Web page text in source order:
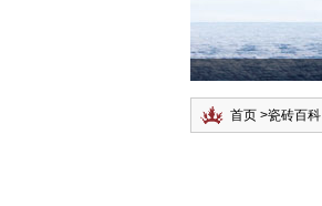
首页 >瓷砖百科